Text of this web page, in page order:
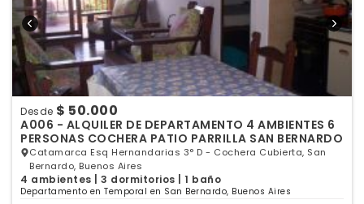
Desde $ 50.000
A006 - ALQUILER DE DEPARTAMENTO 4 AMBIENTES 6
PERSONAS COCHERA PATIO PARRILLA SAN BERNARDO
Catamarca Esq Hernandarias 3° D - Cochera Cubierta, San
Bernardo, Buenos Aires
4 ambientes | 3 dormitorios | 1 baño
Departamento en Temporal en San Bernardo, Buenos Aires